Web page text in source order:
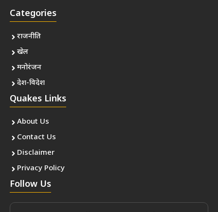
Categories
राजनीति
खेल
मनोरंजन
देश-विदेश
Quakes Links
About Us
Contact Us
Disclaimer
Privacy Policy
Follow Us